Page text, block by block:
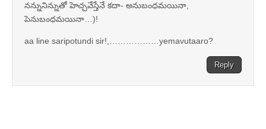
నన్నునిన్నుతో హెచ్చవేస్తేనే కదా- అనుబంధమయినా,
పెనుబంధమయినా…)!
aa line saripotundi sir!,………………yemavutaaro?
Reply